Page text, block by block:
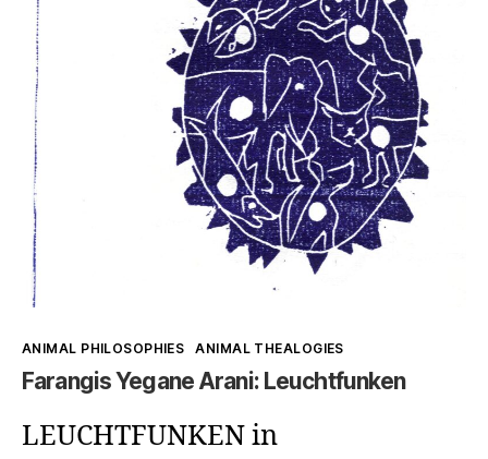
Weltverwaltung
als
Illusion
Kategorien
ANIMAL PHILOSOPHIES ANIMAL THEALOGIES
Farangis Yegane Arani: Leuchtfunken
LEUCHTFUNKEN in